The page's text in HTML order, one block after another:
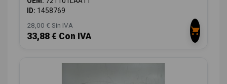
ID: 1458769
28,00 € Sin IVA
33,88 € Con IVA